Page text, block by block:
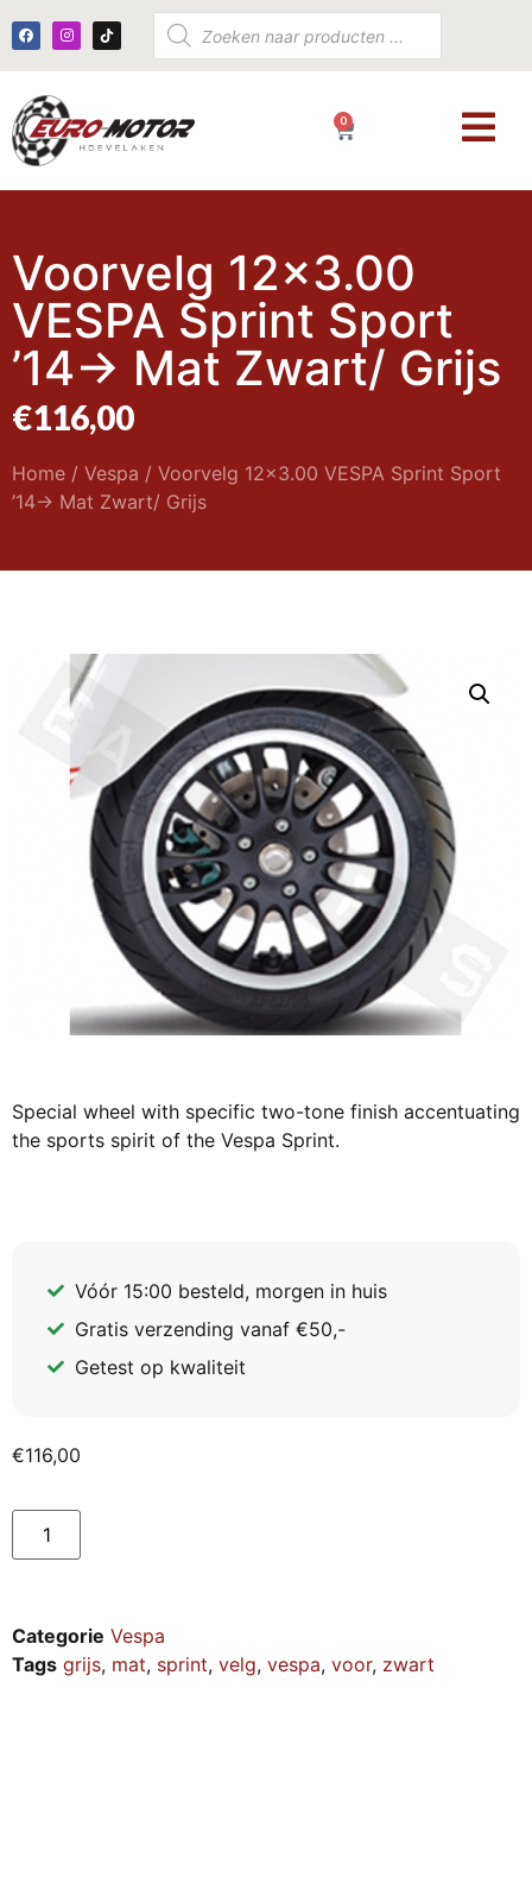
0
Voorvelg 12×3.00
VESPA Sprint Sport
’14-> Mat Zwart/ Grijs
€116,00
Home / Vespa / Voorvelg 12×3.00 VESPA Sprint Sport
’14-> Mat Zwart/ Grijs
Special wheel with specific two-tone finish accentuating
the sports spirit of the Vespa Sprint.
Vóór 15:00 besteld, morgen in huis
Gratis verzending vanaf €50,-
Getest op kwaliteit
€116,00
Categorie Vespa
Tags grijs, mat, sprint, velg, vespa, voor, zwart